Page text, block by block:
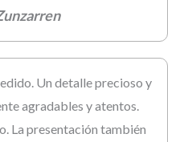
Un detalle precioso y
agradables y atentos.
La presentación también